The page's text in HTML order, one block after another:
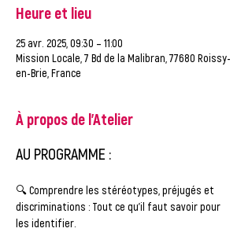
Heure et lieu
25 avr. 2025, 09:30 – 11:00
Mission Locale, 7 Bd de la Malibran, 77680 Roissy-
en-Brie, France
À propos de l'Atelier
AU PROGRAMME :
🔍 Comprendre les stéréotypes, préjugés et
discriminations : Tout ce qu’il faut savoir pour
les identifier.